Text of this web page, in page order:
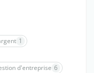
1
d'entreprise 6